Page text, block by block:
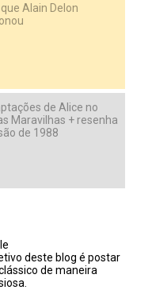
Alain Delon
de Alice no
Maravilhas + resenha
de 1988
deste blog é postar
de maneira